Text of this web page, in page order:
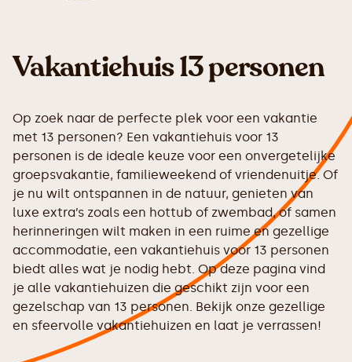
Vakantiehuis 13 personen
Op zoek naar de perfecte plek voor een vakantie
met 13 personen? Een vakantiehuis voor 13
personen is de ideale keuze voor een onvergetelijke
groepsvakantie, familieweekend of vriendenuitje. Of
je nu wilt ontspannen in de natuur, genieten van
luxe extra’s zoals een hottub of zwembad, of samen
herinneringen wilt maken in een ruime en gezellige
accommodatie, een vakantiehuis voor 13 personen
biedt alles wat je nodig hebt. Op deze pagina vind
je alle vakantiehuizen die geschikt zijn voor een
gezelschap van 13 personen. Bekijk onze gezellige
en sfeervolle vakantiehuizen en laat je verrassen!